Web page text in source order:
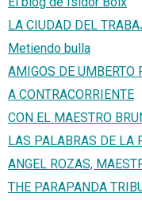
LA CIUDAD DEL
Metiendo bulla
AMIGOS DE UMBERTO
A CONTRACORRIENTE
CON EL MAESTRO
LAS PALABRAS DE LA
ANGEL ROZAS,
THE PARAPANDA